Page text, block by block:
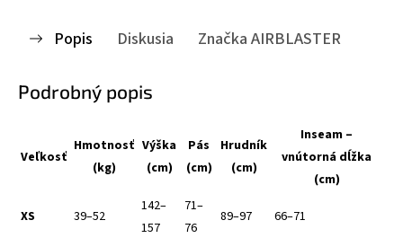
Popis Diskusia ZnačkaAIRBLASTER
Podrobný popis
Veľkosť
Hmotnosť
(kg)
Výška
(cm)
Pás
(cm)
Hrudník
(cm)
Inseam –
vnútorná dĺžka
(cm)
XS 39–52
142–
157
71–
76
89–97 66–71